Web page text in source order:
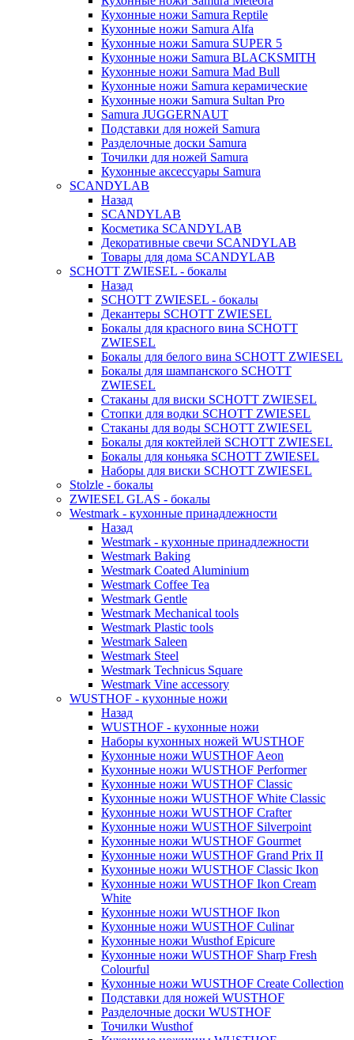
Кухонные ножи Samura Reptile
Кухонные ножи Samura Alfa
Кухонные ножи Samura SUPER 5
Кухонные ножи Samura BLACKSMITH
Кухонные ножи Samura Mad Bull
Кухонные ножи Samura керамические
Кухонные ножи Samura Sultan Pro
Samura JUGGERNAUT
Подставки для ножей Samura
Разделочные доски Samura
Точилки для ножей Samura
Кухонные аксессуары Samura
SCANDYLAB
Назад
SCANDYLAB
Косметика SCANDYLAB
Декоративные свечи SCANDYLAB
Товары для дома SCANDYLAB
SCHOTT ZWIESEL - бокалы
Назад
SCHOTT ZWIESEL - бокалы
Декантеры SCHOTT ZWIESEL
Бокалы для красного вина SCHOTT
ZWIESEL
Бокалы для белого вина SCHOTT ZWIESEL
Бокалы для шампанского SCHOTT
ZWIESEL
Стаканы для виски SCHOTT ZWIESEL
Стопки для водки SCHOTT ZWIESEL
Стаканы для воды SCHOTT ZWIESEL
Бокалы для коктейлей SCHOTT ZWIESEL
Бокалы для коньяка SCHOTT ZWIESEL
Наборы для виски SCHOTT ZWIESEL
Stolzle - бокалы
ZWIESEL GLAS - бокалы
Westmark - кухонные принадлежности
Назад
Westmark - кухонные принадлежности
Westmark Baking
Westmark Coated Aluminium
Westmark Coffee Tea
Westmark Gentle
Westmark Mechanical tools
Westmark Plastic tools
Westmark Saleen
Westmark Steel
Westmark Technicus Square
Westmark Vine accessory
WUSTHOF - кухонные ножи
Назад
WUSTHOF - кухонные ножи
Наборы кухонных ножей WUSTHOF
Кухонные ножи WUSTHOF Aeon
Кухонные ножи WUSTHOF Performer
Кухонные ножи WUSTHOF Classic
Кухонные ножи WUSTHOF White Classic
Кухонные ножи WUSTHOF Crafter
Кухонные ножи WUSTHOF Silverpoint
Кухонные ножи WUSTHOF Gourmet
Кухонные ножи WUSTHOF Grand Prix II
Кухонные ножи WUSTHOF Classic Ikon
Кухонные ножи WUSTHOF Ikon Cream
White
Кухонные ножи WUSTHOF Ikon
Кухонные ножи WUSTHOF Culinar
Кухонные ножи Wusthof Epicure
Кухонные ножи WUSTHOF Sharp Fresh
Colourful
Кухонные ножи WUSTHOF Create Collection
Подставки для ножей WUSTHOF
Разделочные доски WUSTHOF
Точилки Wusthof